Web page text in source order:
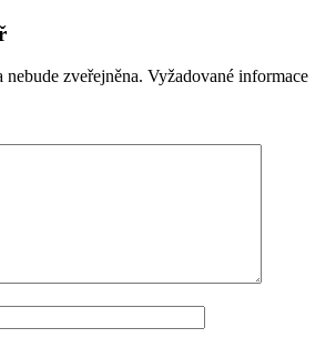
nebude zveřejněna. Vyžadované informace